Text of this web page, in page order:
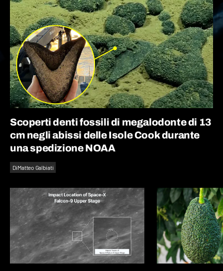
Scoperti denti fossili di megalodonte di 13
cm negli abissi delle Isole Cook durante
una spedizione NOAA
DiMatteo Galbiati